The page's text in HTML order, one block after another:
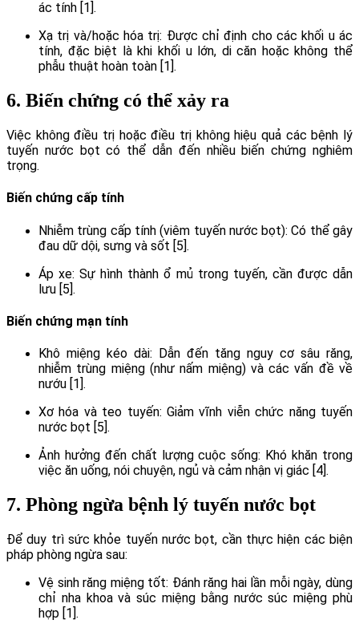
ác tính [1].
Xạ trị và/hoặc hóa trị: Được chỉ định cho các khối u ác
tính, đặc biệt là khi khối u lớn, di căn hoặc không thể
phẫu thuật hoàn toàn [1].
6. Biến chứng có thể xảy ra
Việc không điều trị hoặc điều trị không hiệu quả các bệnh lý
tuyến nước bọt có thể dẫn đến nhiều biến chứng nghiêm
trọng.
Biến chứng cấp tính
Nhiễm trùng cấp tính (viêm tuyến nước bọt): Có thể gây
đau dữ dội, sưng và sốt [5].
Áp xe: Sự hình thành ổ mủ trong tuyến, cần được dẫn
lưu [5].
Biến chứng mạn tính
Khô miệng kéo dài: Dẫn đến tăng nguy cơ sâu răng,
nhiễm trùng miệng (như nấm miệng) và các vấn đề về
nướu [1].
Xơ hóa và teo tuyến: Giảm vĩnh viễn chức năng tuyến
nước bọt [5].
Ảnh hưởng đến chất lượng cuộc sống: Khó khăn trong
việc ăn uống, nói chuyện, ngủ và cảm nhận vị giác [4].
7. Phòng ngừa bệnh lý tuyến nước bọt
Để duy trì sức khỏe tuyến nước bọt, cần thực hiện các biện
pháp phòng ngừa sau:
Vệ sinh răng miệng tốt: Đánh răng hai lần mỗi ngày, dùng
chỉ nha khoa và súc miệng bằng nước súc miệng phù
hợp [1].